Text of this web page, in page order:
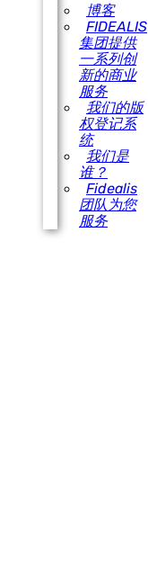
博客
FIDEALIS
集团提供
一系列创
新的商业
服务
我们的版
权登记系
统
我们是
谁？
Fidealis
团队为您
服务